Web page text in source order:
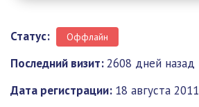
Статус: Оффлайн
Последний визит:2608 дней назад
Дата регистрации: 18 августа 2011